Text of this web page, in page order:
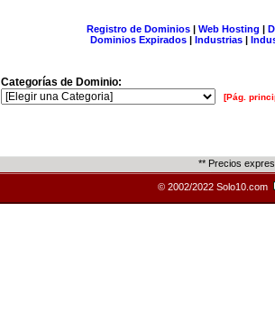
Registro de Dominios| Web Hosting |
Dominios Expirados | Industrias |
Categorías de Dominio:
[Pág.
** Precios
© 2002/2022 Solo10.com